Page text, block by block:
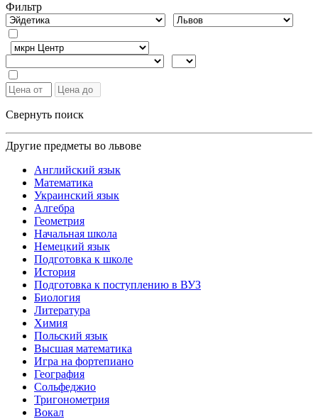
Фильтр
Свернуть поиск
Другие предметы во львове
Английский язык
Математика
Украинский язык
Алгебра
Геометрия
Начальная школа
Немецкий язык
Подготовка к школе
История
Подготовка к поступлению в ВУЗ
Биология
Литература
Химия
Польский язык
Высшая математика
Игра на фортепиано
География
Сольфеджио
Тригонометрия
Вокал